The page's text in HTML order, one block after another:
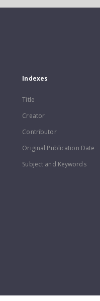
Indexes
Title
Creator
Contributor
Original Publication Date
Subject and Keywords